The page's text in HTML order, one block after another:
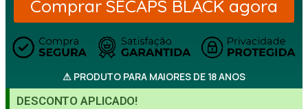
Comprar SECAPS BLACK agora
⚠ PRODUTO PARA MAIORES DE 18 ANOS
DESCONTO APLICADO!